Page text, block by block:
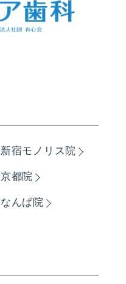
新宿モノリス院
京都院
なんば院